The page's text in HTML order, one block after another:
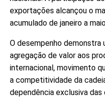
exportações alcançou o
acumulado de janeiro a
O desempenho demonstra
agregação de valor aos
internacional, movimento
a competitividade da
dependência exclusiva